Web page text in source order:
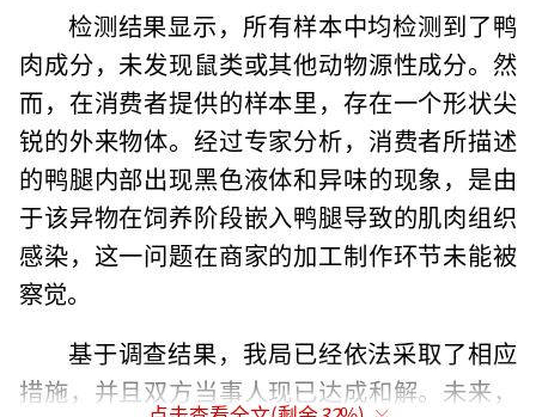
检测结果显示，所有样本中均检测到了鸭
肉成分，未发现鼠类或其他动物源性成分。然
而，在消费者提供的样本里，存在一个形状尖
锐的外来物体。经过专家分析，消费者所描述
的鸭腿内部出现黑色液体和异味的现象，是由
于该异物在饲养阶段嵌入鸭腿导致的肌肉组织
感染，这一问题在商家的加工制作环节未能被
察觉。
基于调查结果，我局已经依法采取了相应
措施，并且双方当事人现已达成和解。未来，